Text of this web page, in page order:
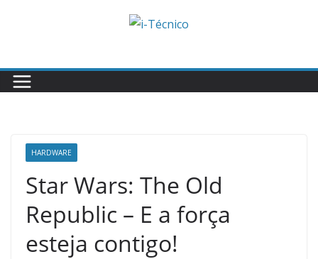
HARDWARE
Star Wars: The Old
Republic – E a força
esteja contigo!